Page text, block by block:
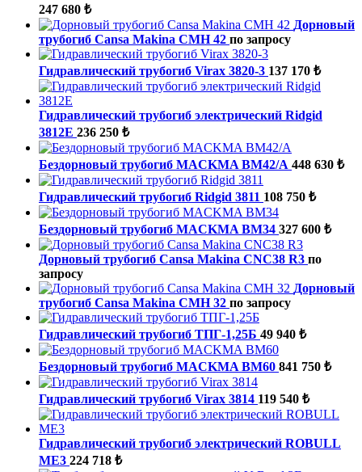
247 680 ₺
Дорновый
трубогиб Cansa Makina CMH 42 по запросу
Гидравлический трубогиб Virax 3820-3 137 170 ₺
Гидравлический трубогиб электрический Ridgid
3812E 236 250 ₺
Бездорновый трубогиб MACKMA BM42/A 448 630 ₺
Гидравлический трубогиб Ridgid 3811 108 750 ₺
Бездорновый трубогиб MACKMA BM34 327 600 ₺
Дорновый трубогиб Cansa Makina CNC38 R3 по
запросу
Дорновый
трубогиб Cansa Makina CMH 32 по запросу
Гидравлический трубогиб ТПГ-1,25Б 49 940 ₺
Бездорновый трубогиб MACKMA BM60 841 750 ₺
Гидравлический трубогиб Virax 3814 119 540 ₺
Гидравлический трубогиб электрический ROBULL
ME3 224 718 ₺